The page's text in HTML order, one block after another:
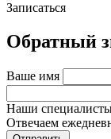
Записаться
Обратный
Ваше имя
Наши специалисты
Отвечаем